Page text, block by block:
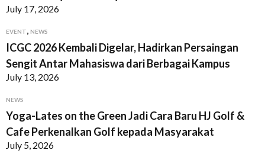
July 17, 2026
EVENT, NEWS
ICGC 2026 Kembali Digelar, Hadirkan Persaingan
Sengit Antar Mahasiswa dari Berbagai Kampus
July 13, 2026
NEWS
Yoga-Lates on the Green Jadi Cara Baru HJ Golf &
Cafe Perkenalkan Golf kepada Masyarakat
July 5, 2026